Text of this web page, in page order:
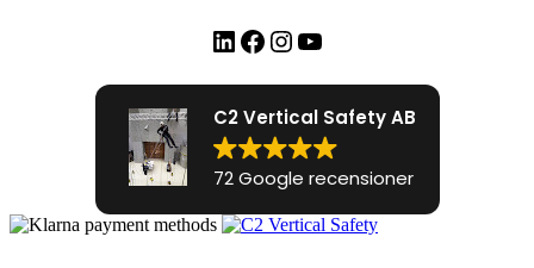
LinkedIn
Facebook
Instagram
YouTube
C2 Vertical Safety AB
72 Google recensioner